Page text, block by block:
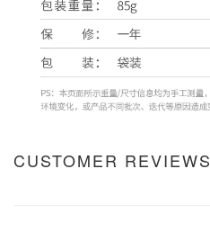
CUSTOMER REVIEWS